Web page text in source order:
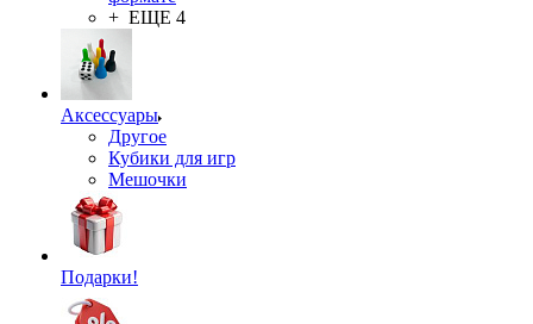
+ ЕЩЕ 4
Аксессуары
Другое
Кубики для игр
Мешочки
Подарки!